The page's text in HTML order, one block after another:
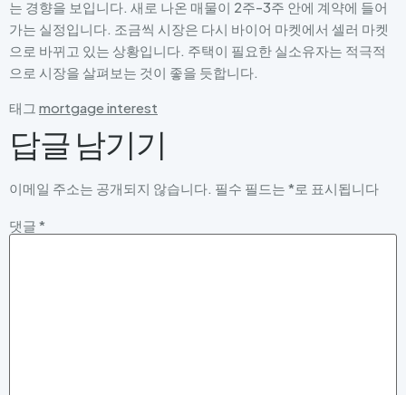
는 경향을 보입니다. 새로 나온 매물이 2주-3주 안에 계약에 들어
가는 실정입니다. 조금씩 시장은 다시 바이어 마켓에서 셀러 마켓
으로 바뀌고 있는 상황입니다. 주택이 필요한 실소유자는 적극적
으로 시장을 살펴보는 것이 좋을 듯합니다.
태그 mortgage interest
답글 남기기
이메일 주소는 공개되지 않습니다. 필수 필드는 *로 표시됩니다
댓글 *